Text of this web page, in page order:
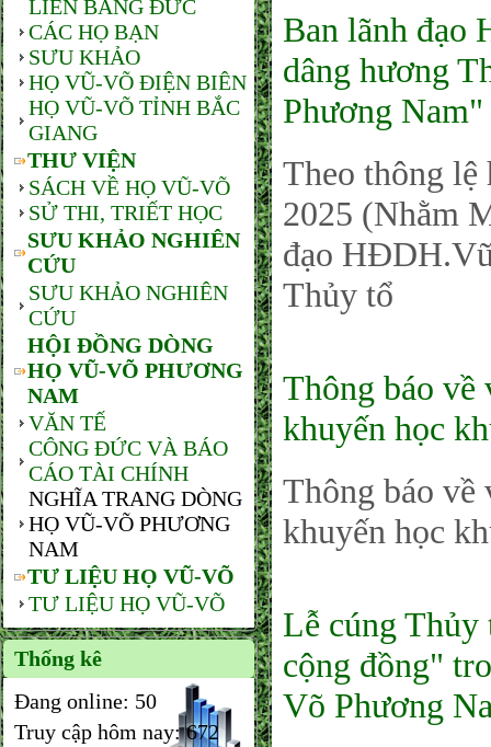
LIÊN BANG ĐỨC
CÁC HỌ BẠN
SƯU KHẢO
HỌ VŨ-VÕ ĐIỆN BIÊN
HỌ VŨ-VÕ TỈNH BẮC
GIANG
THƯ VIỆN
SÁCH VỀ HỌ VŨ-VÕ
SỬ THI, TRIẾT HỌC
SƯU KHẢO NGHIÊN
CỨU
SƯU KHẢO NGHIÊN
CỨU
HỘI ĐỒNG DÒNG
HỌ VŨ-VÕ PHƯƠNG
NAM
VĂN TẾ
CÔNG ĐỨC VÀ BÁO
CÁO TÀI CHÍNH
NGHĨA TRANG DÒNG
HỌ VŨ-VÕ PHƯƠNG
NAM
TƯ LIỆU HỌ VŨ-VÕ
TƯ LIỆU HỌ VŨ-VÕ
Thống kê
Đang online: 50
Truy cập hôm nay:672
Ban lãnh đạo
dâng hương
Phương Nam"
Theo thông lệ
2025 (Nhằm
đạo
Thủy tổ
Thông báo về
khuyến học
Thông báo về
khuyến học
Lễ cúng Thủy
cộng đồng"
Võ Phương